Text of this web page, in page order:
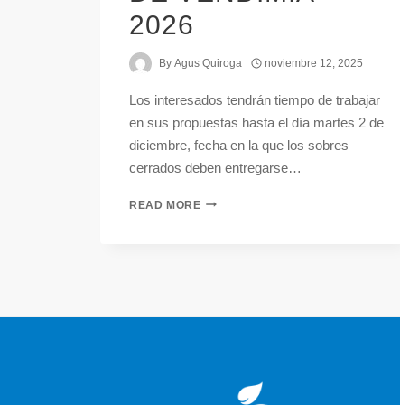
2026
By Agus Quiroga noviembre 12, 2025
Los interesados tendrán tiempo de trabajar
en sus propuestas hasta el día martes 2 de
diciembre, fecha en la que los sobres
cerrados deben entregarse…
READ MORE